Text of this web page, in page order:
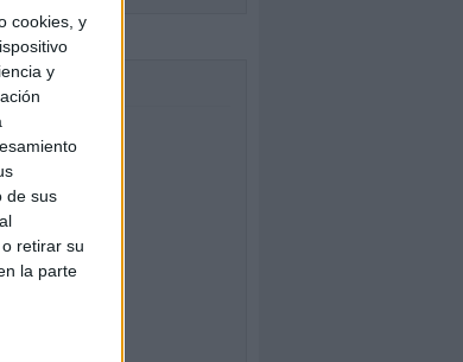
cookies, y
y
de sus
retirar su
la parte